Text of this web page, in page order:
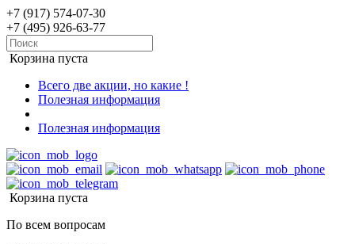
+7 (917) 574-07-30
+7 (495) 926-63-77
Корзина пуста
Всего две акции, но какие !
Полезная информация
Полезная информация
Корзина пуста
По всем вопросам